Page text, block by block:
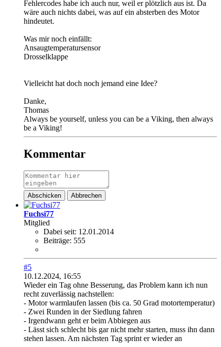
Fehlercodes habe ich auch nur, weil er plötzlich aus ist. Da
wäre auch nichts dabei, was auf ein absterben des Motor
hindeutet.
Was mir noch einfällt:
Ansaugtemperatursensor
Drosselklappe
Vielleicht hat doch noch jemand eine Idee?
Danke,
Thomas
Always be yourself, unless you can be a Viking, then always
be a Viking!
Kommentar
Abschicken Abbrechen
Fuchsi77
Mitglied
Dabei seit: 12.01.2014
Beiträge: 555
#5
10.12.2024, 16:55
Wieder ein Tag ohne Besserung, das Problem kann ich nun
recht zuverlässig nachstellen:
- Motor warmlaufen lassen (bis ca. 50 Grad motortemperatur)
- Zwei Runden in der Siedlung fahren
- Irgendwann geht er beim Abbiegen aus
- Lässt sich schlecht bis gar nicht mehr starten, muss ihn dann
stehen lassen. Am nächsten Tag sprint er wieder an